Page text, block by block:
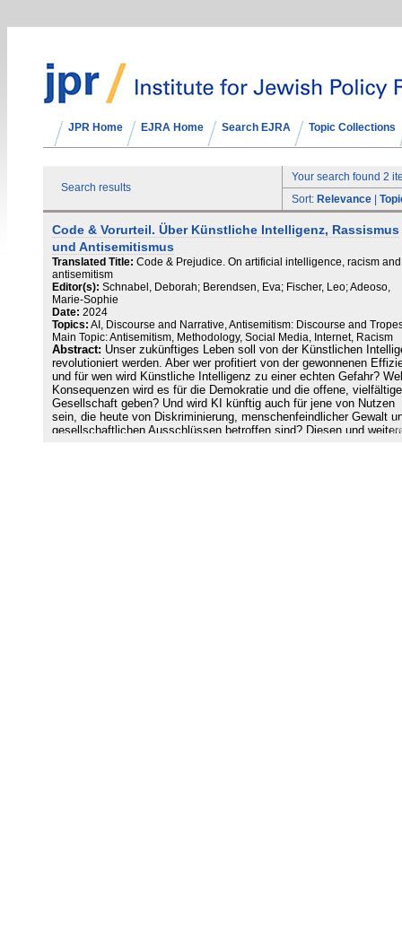
JPR Home EJRA Home Search EJRA Topic Collections
Search results
Your search found 2
Sort: Relevance
Code & Vorurteil. Über Künstliche Intelligenz, Rassismus
und Antisemitismus
Translated Title: Code & Prejudice. On artificial intelligence, racism and
antisemitism
Editor(s): Schnabel, Deborah; Berendsen, Eva; Fischer, Leo; Adeoso,
Marie-Sophie
Date: 2024
Topics: AI, Discourse and Narrative, Antisemitism: Discourse and
Main Topic: Antisemitism, Methodology, Social Media, Internet, Racism
Abstract: Unser zukünftiges Leben soll von der Künstlichen
revolutioniert werden. Aber wer profitiert von der gewonnenen
und für wen wird Künstliche Intelligenz zu einer echten Gefahr?
Konsequenzen wird es für die Demokratie und die offene, vielfältige
Gesellschaft geben? Und wird KI künftig auch für jene von Nutzen
sein, die heute von Diskriminierung, menschenfeindlicher Gewalt
gesellschaftlichen Ausschlüssen betroffen sind? Diesen und